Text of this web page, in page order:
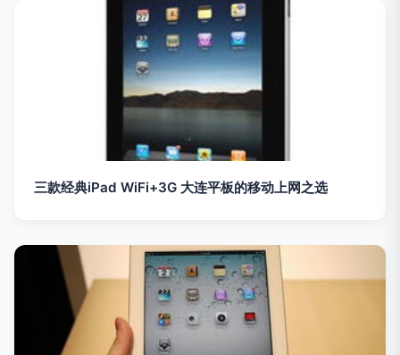
三款经典iPad WiFi+3G 大连平板的移动上网之选